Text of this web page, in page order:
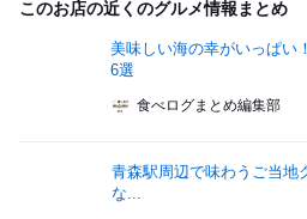
このお店の近くのグルメ情報まとめ
美味しい海の幸がいっぱい
6選
食べログまとめ編集部
青森駅周辺で味わうご当地
な...